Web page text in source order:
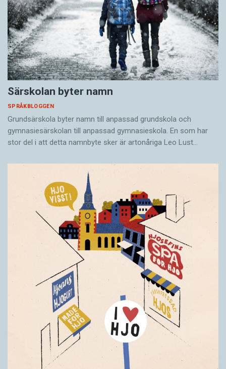
Särskolan byter namn
SPRÅKBLOGGEN
Grundsärskola byter namn till anpassad grundskola och
gymnasiesärskolan till anpassad gymnasieskola. En som har
stor del i att detta namnbyte sker är artonåriga Leo Lust…